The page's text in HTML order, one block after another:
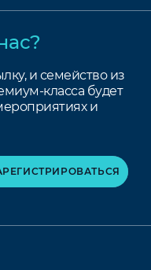
и семейство из
класса будет
и